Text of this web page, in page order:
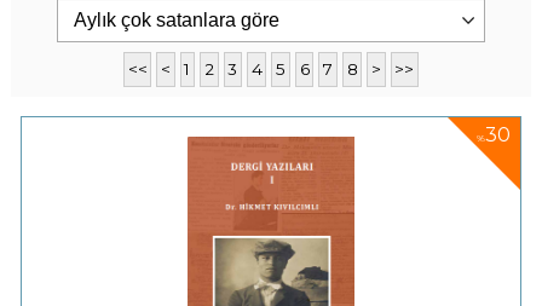
<< < 1 2 3 4 5 6 7 8 > >>
%30